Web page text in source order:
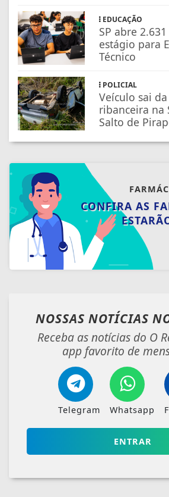
EDUCAÇÃO
SP abre
estágio para
Técnico
POLICIAL
Veículo sai
ribanceira na
Salto de
CONFIRA AS
NOSSAS NOTÍCIAS
Receba as notícias do O
app favorito de
Telegram Whatsapp
ENTRAR